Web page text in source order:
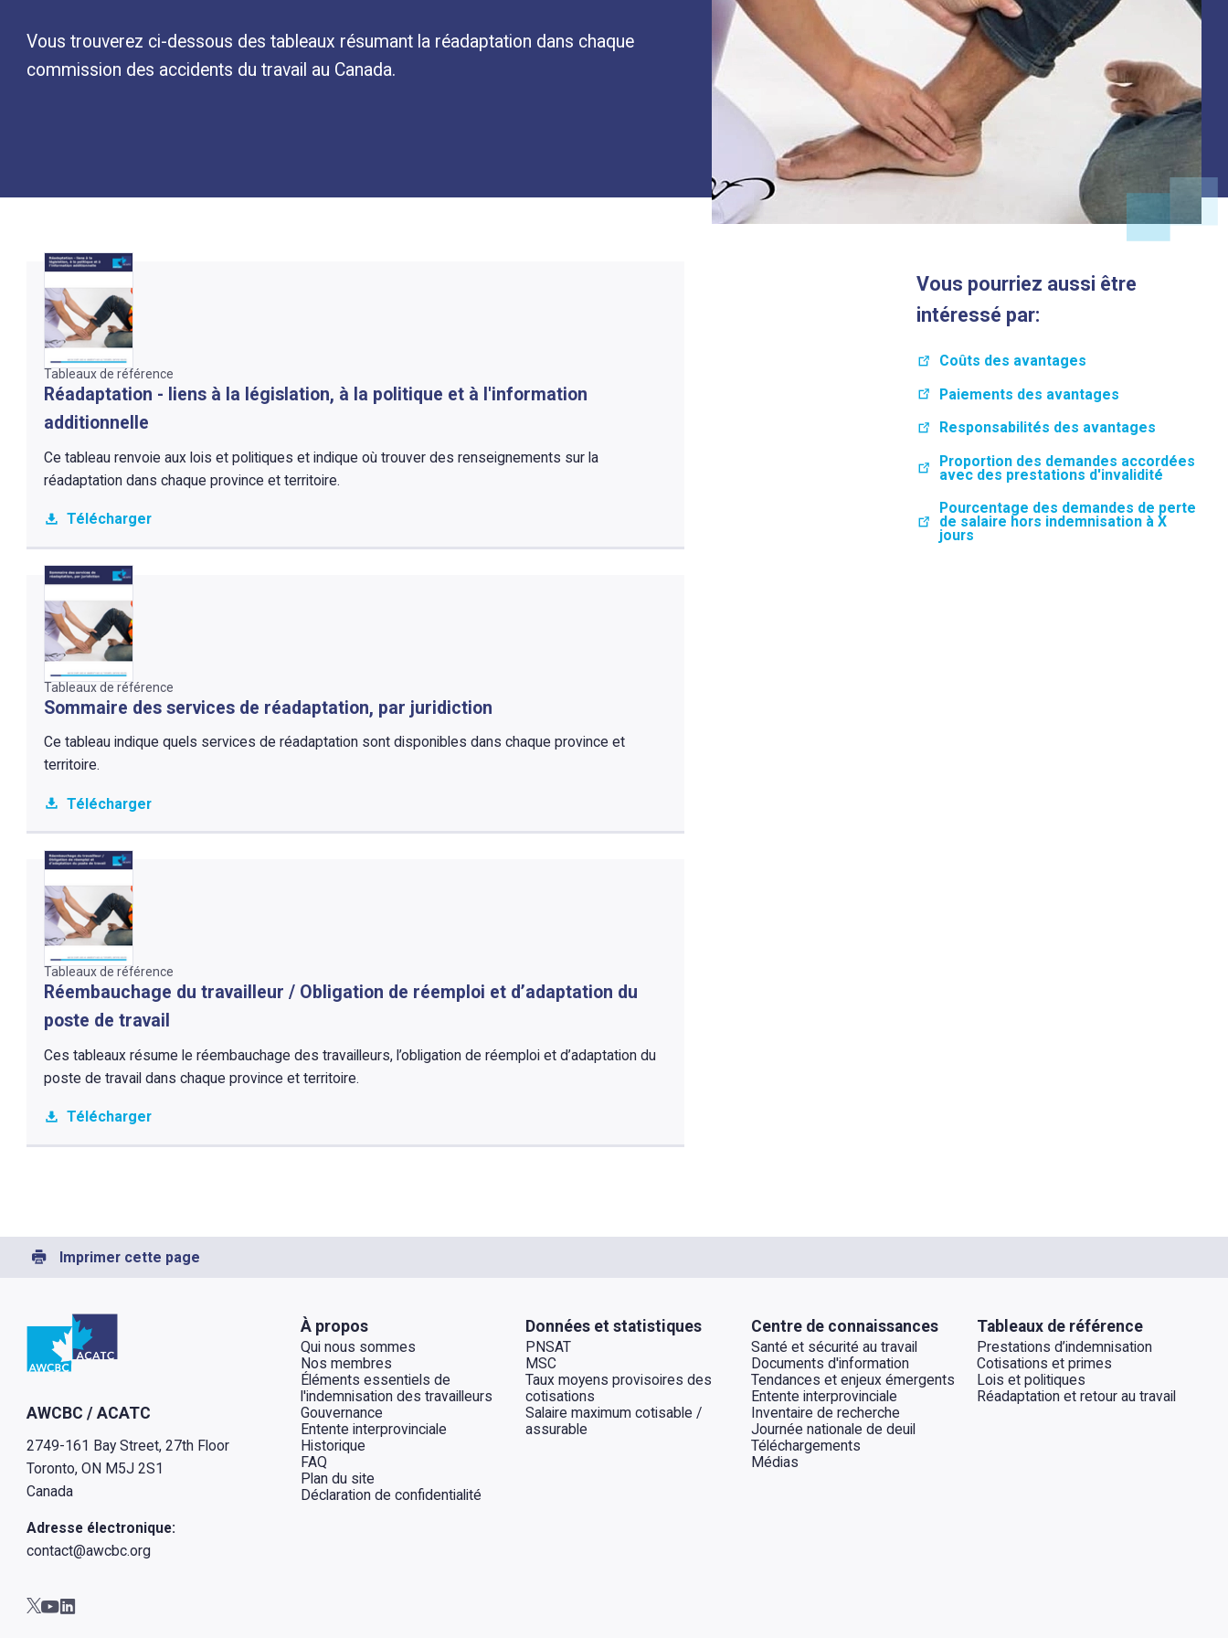
Vous trouverez ci-dessous des tableaux résumant la réadaptation dans chaque
commission des accidents du travail au Canada.
Tableaux de référence
Réadaptation - liens à la législation, à la politique et à l'information
additionnelle
Ce tableau renvoie aux lois et politiques et indique où trouver des renseignements sur la
réadaptation dans chaque province et territoire.
Télécharger
Tableaux de référence
Sommaire des services de réadaptation, par juridiction
Ce tableau indique quels services de réadaptation sont disponibles dans chaque province et
territoire.
Télécharger
Tableaux de référence
Réembauchage du travailleur / Obligation de réemploi et d’adaptation du
poste de travail
Ces tableaux résume le réembauchage des travailleurs, l’obligation de réemploi et d’adaptation du
poste de travail dans chaque province et territoire.
Télécharger
Vous pourriez aussi être
intéressé par:
Coûts des avantages
Paiements des avantages
Responsabilités des avantages
Proportion des demandes accordées
avec des prestations d'invalidité
Pourcentage des demandes de perte
de salaire hors indemnisation à X
jours
Imprimer cette page
Retour à l'Accueil
AWCBC / ACATC
2749-161 Bay Street, 27th Floor
Toronto, ON M5J 2S1
Canada
Adresse électronique:
contact@awcbc.org
Aller à AWCBC / ACATC twitter in new tab
Aller à AWCBC / ACATC youtube in new tab
Aller à AWCBC / ACATC linkedin in new tab
À propos
Qui nous sommes
Nos membres
Éléments essentiels de
l'indemnisation des travailleurs
Gouvernance
Entente interprovinciale
Historique
FAQ
Plan du site
Déclaration de confidentialité
Données et statistiques
PNSAT
MSC
Taux moyens provisoires des
cotisations
Salaire maximum cotisable /
assurable
Centre de connaissances
Santé et sécurité au travail
Documents d'information
Tendances et enjeux émergents
Entente interprovinciale
Inventaire de recherche
Journée nationale de deuil
Téléchargements
Médias
Tableaux de référence
Prestations d’indemnisation
Cotisations et primes
Lois et politiques
Réadaptation et retour au travail